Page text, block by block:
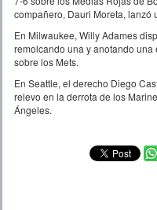
compañero, Dauri Moreta, lanzó
En Milwaukee, Willy Adames
remolcando una y anotando
sobre los Mets.
En Seattle, el derecho Diego
relevo en la derrota de los
Ángeles.